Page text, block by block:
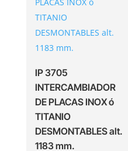
IP 3705
INTERCAMBIADOR
DE PLACAS INOX ó
TITANIO
DESMONTABLES alt.
1183 mm.